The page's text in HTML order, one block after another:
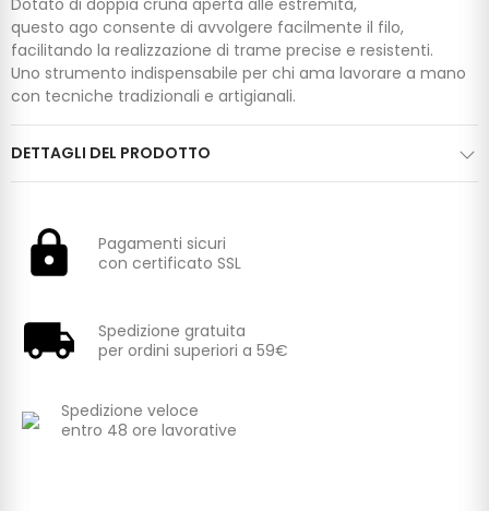
Dotato di doppia cruna aperta alle estremità,
questo ago consente di avvolgere facilmente il filo,
facilitando la realizzazione di trame precise e resistenti.
Uno strumento indispensabile per chi ama lavorare a mano
con tecniche tradizionali e artigianali.
DETTAGLI DEL PRODOTTO
Pagamenti sicuri
con certificato SSL
Spedizione gratuita
per ordini superiori a 59€
Spedizione veloce
entro 48 ore lavorative